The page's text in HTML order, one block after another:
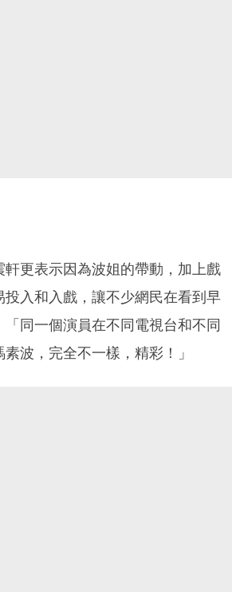
更表示因為波姐的帶動，加上戲
入和入戲，讓不少網民在看到早
同一個演員在不同電視台和不同
波，完全不一樣，精彩！」